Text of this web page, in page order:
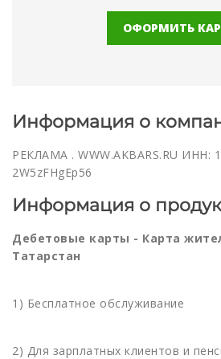
ОФОРМИТЬ
Информация о
РЕКЛАМА . WWW.AKBARS.RU ИНН:
2W5zFHgEp56
Информация о
Дебетовые карты - Карта
Татарстан
1) Бесплатное обслуживание
2) Для зарплатных клиентов и